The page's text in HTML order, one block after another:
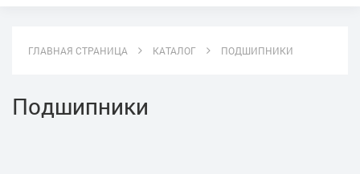
ГЛАВНАЯ СТРАНИЦА КАТАЛОГ ПОДШИПНИКИ
Подшипники